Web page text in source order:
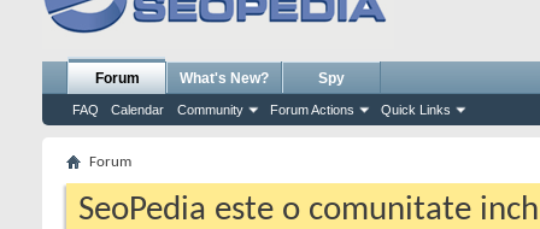
Forum
FAQ Calendar Community Forum Actions Quick Links
What's New? Spy
Forum
SeoPedia este o comunitate